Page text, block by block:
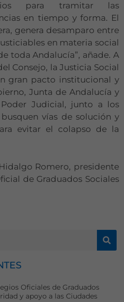
para tramitar las
en tiempo y forma. El
genera desamparo entre
en materia social
toda Andalucía”, añade. A
Consejo, la Justicia Social
gran pacto institucional y
Junta de Andalucía y
Poder Judicial, junto a los
vías de solución y
evitar el colapso de la
Romero, presidente
de Graduados Sociales
Oficiales de Graduados
y apoyo a las Ciudades
Son